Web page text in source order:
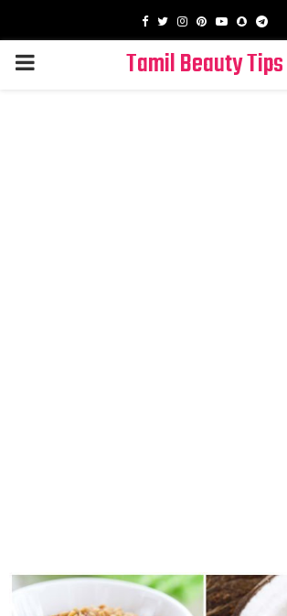
Facebook
TwitterInstagram
PinterestYoutube
Snapchat
PRIMARY
Tamil Beauty Tips